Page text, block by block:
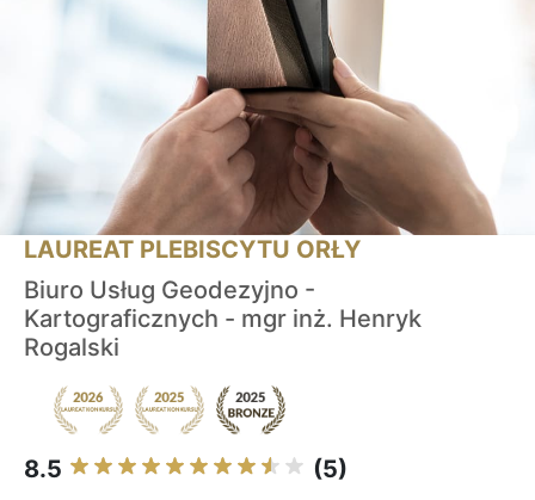
LAUREAT PLEBISCYTU ORŁY
Biuro Usług Geodezyjno -
Kartograficznych - mgr inż. Henryk
Rogalski
8.5 (5)